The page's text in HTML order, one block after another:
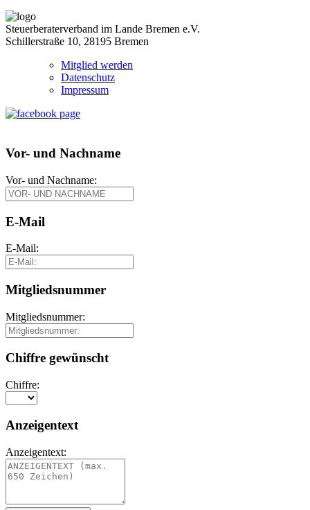
Steuerberaterverband im Lande Bremen e.V.
Schillerstraße 10, 28195 Bremen
Mitglied werden
Datenschutz
Impressum
Vor- und Nachname
Vor- und Nachname:
E-Mail
E-Mail:
Mitgliedsnummer
Mitgliedsnummer:
Chiffre gewünscht
Chiffre:
Anzeigentext
Anzeigentext: